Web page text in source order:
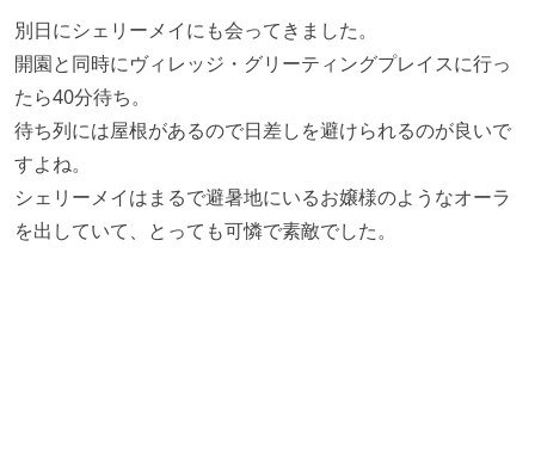
別日にシェリーメイにも会ってきました。
開園と同時にヴィレッジ・グリーティングプレイスに行っ
たら40分待ち。
待ち列には屋根があるので日差しを避けられるのが良いで
すよね。
シェリーメイはまるで避暑地にいるお嬢様のようなオーラ
を出していて、とっても可憐で素敵でした。